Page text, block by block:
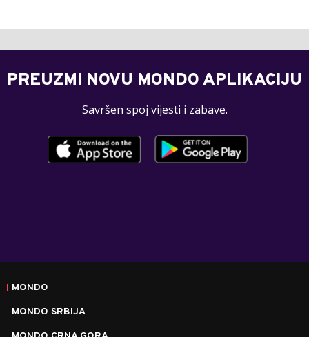
PREUZMI NOVU MONDO APLIKACIJU
Savršen spoj vijesti i zabave.
MONDO
MONDO SRBIJA